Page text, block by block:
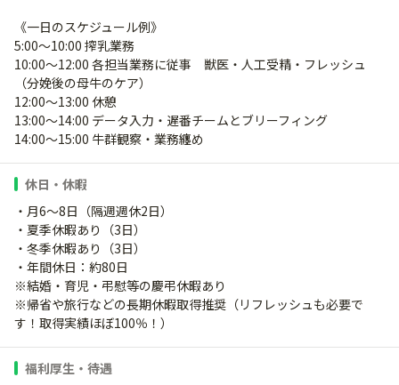
《一日のスケジュール例》
5:00～10:00 搾乳業務
10:00～12:00 各担当業務に従事 獣医・人工受精・フレッシュ
（分娩後の母牛のケア）
12:00～13:00 休憩
13:00～14:00 データ入力・遅番チームとブリーフィング
14:00～15:00 牛群観察・業務纏め
休日・休暇
・月6～8日（隔週週休2日）
・夏季休暇あり（3日）
・冬季休暇あり（3日）
・年間休日：約80日
※結婚・育児・弔慰等の慶弔休暇あり
※帰省や旅行などの長期休暇取得推奨（リフレッシュも必要で
す！取得実績ほぼ100％！）
福利厚生・待遇